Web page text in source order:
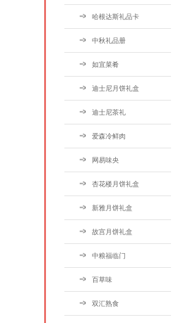
哈根达斯礼品卡
中秋礼品册
如宜菜肴
迪士尼月饼礼盒
迪士尼茶礼
爱森冷鲜肉
网易味央
杏花楼月饼礼盒
新雅月饼礼盒
故宫月饼礼盒
中粮福临门
百草味
双汇熟食